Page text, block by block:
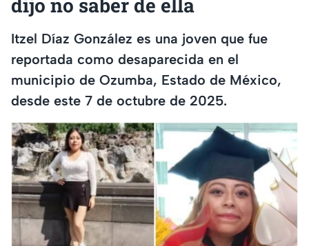
dijo no saber de ella
Itzel Díaz González es una joven que fue
reportada como desaparecida en el
municipio de Ozumba, Estado de México,
desde este 7 de octubre de 2025.